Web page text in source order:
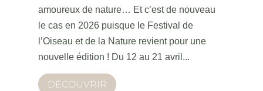
amoureux de nature… Et c’est de nouveau
le cas en 2026 puisque le Festival de
l’Oiseau et de la Nature revient pour une
nouvelle édition ! Du 12 au 21 avril...
DÉCOUVRIR